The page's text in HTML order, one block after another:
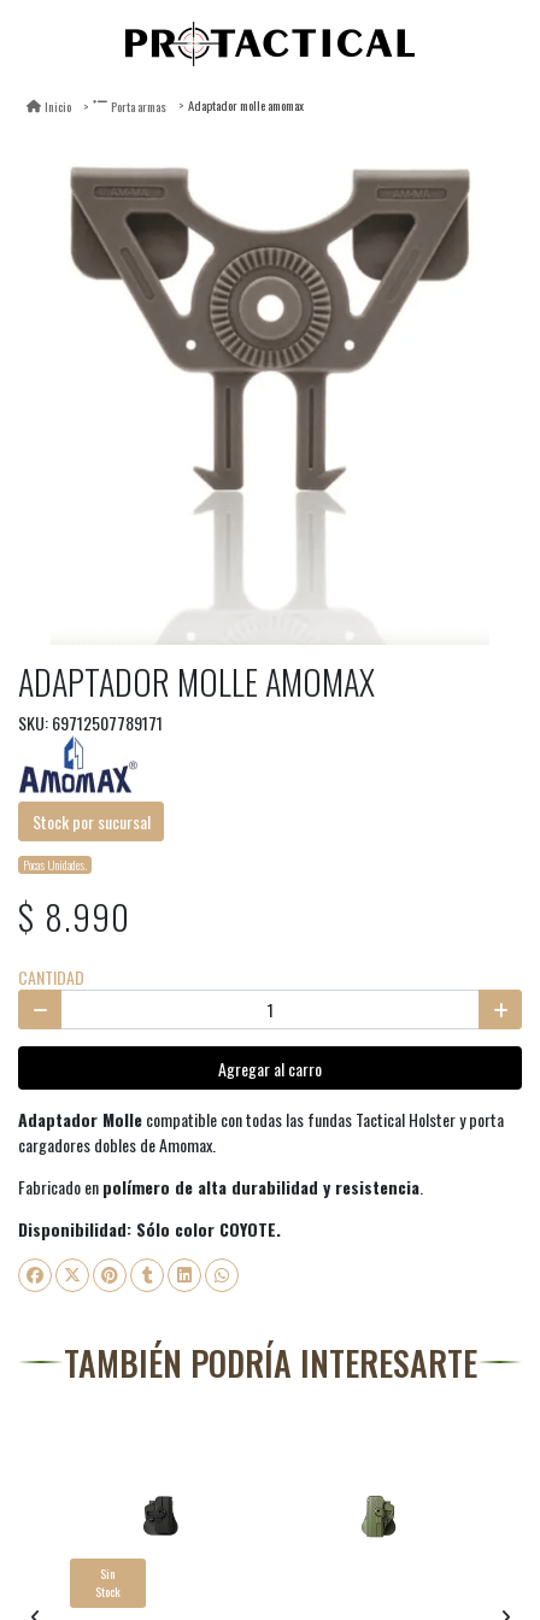
Inicio Porta armas Adaptador molle amomax
ADAPTADOR MOLLE AMOMAX
SKU: 69712507789171
Stock por sucursal
Pocas Unidades.
$ 8.990
CANTIDAD
Agregar al carro
Adaptador Mollecompatible con todas las fundas Tactical Holster y porta
cargadores dobles de Amomax.
Fabricado enpolímero de alta durabilidad y resistencia
Disponibilidad: Sólo color COYOTE.
TAMBIÉN PODRÍA INTERESARTE
Sin
Stock